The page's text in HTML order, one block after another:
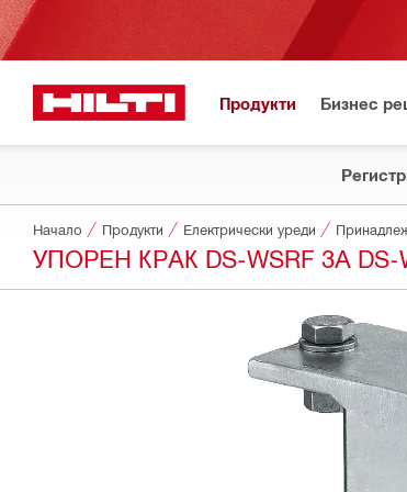
Продукти Бизнес
Начало Продукти Електрически уреди
УПОРЕН КРАК DS-WSRF ЗА DS-